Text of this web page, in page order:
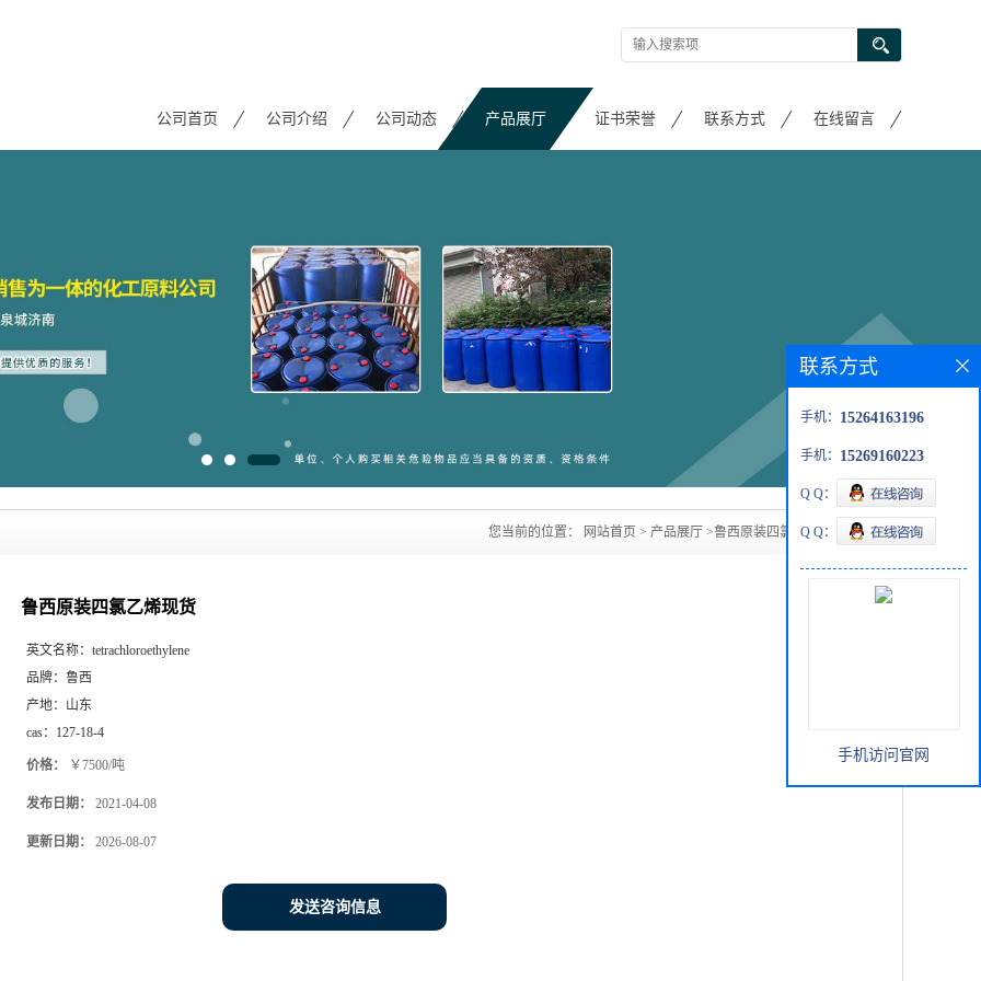
公司首页 公司介绍 公司动态 产品展厅 证书荣誉 联系方式 在线留言
您当前的位置： 网站首页 > 产品展厅 >鲁西原装四氯乙烯现货
鲁西原装四氯乙烯现货
英文名称： tetrachloroethylene
品牌： 鲁西
产地： 山东
cas： 127-18-4
价格： ￥7500/吨
发布日期： 2021-04-08
更新日期： 2026-08-07
发送咨询信息
联系方式
手机： 15264163196
手机： 15269160223
Q Q：
Q Q：
手机访问官网